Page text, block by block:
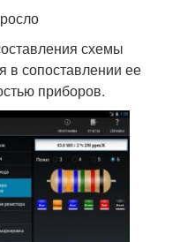
схемы
в сопоставлении ее
приборов.